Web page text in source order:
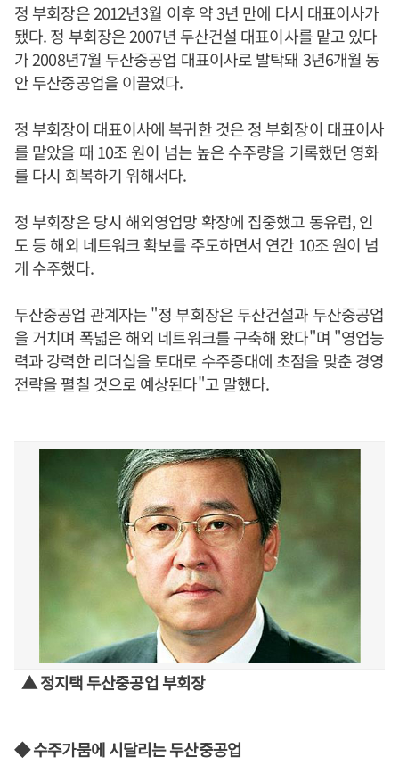
정 부회장은 2012년3월 이후 약 3년 만에 다시 대표이사가
됐다. 정 부회장은 2007년 두산건설 대표이사를 맡고 있다
가 2008년7월 두산중공업 대표이사로 발탁돼 3년6개월 동
안 두산중공업을 이끌었다.
정 부회장이 대표이사에 복귀한 것은 정 부회장이 대표이사
를 맡았을 때 10조 원이 넘는 높은 수주량을 기록했던 영화
를 다시 회복하기 위해서다.
정 부회장은 당시 해외영업망 확장에 집중했고 동유럽, 인
도 등 해외 네트워크 확보를 주도하면서 연간 10조 원이 넘
게 수주했다.
두산중공업 관계자는 "정 부회장은 두산건설과 두산중공업
을 거치며 폭넓은 해외 네트워크를 구축해 왔다"며 "영업능
력과 강력한 리더십을 토대로 수주증대에 초점을 맞춘 경영
전략을 펼칠 것으로 예상된다"고 말했다.
▲ 정지택 두산중공업 부회장
◆ 수주가뭄에 시달리는 두산중공업